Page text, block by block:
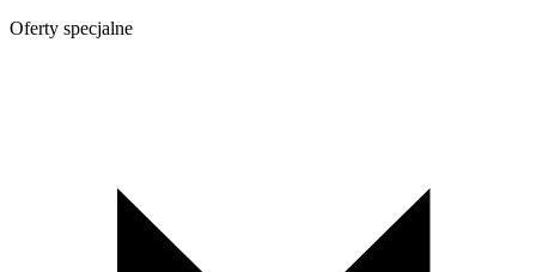
Oferty specjalne